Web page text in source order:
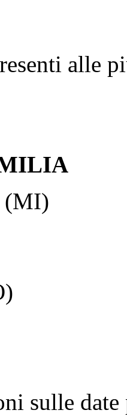
alle
(MI)
sulle